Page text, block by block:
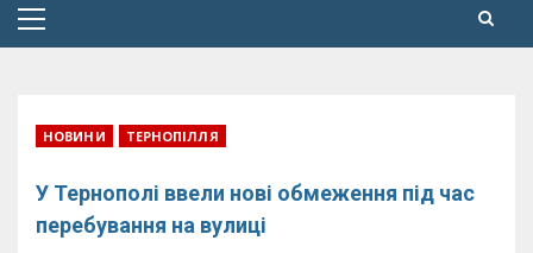
Primary
НОВИНИ ТЕРНОПІЛЛЯ
У Тернополі ввели нові обмеження під час
перебування на вулиці